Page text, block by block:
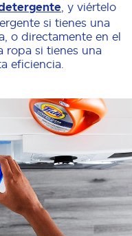
, y viértelo
si tienes una
o directamente en el
ropa si tienes una
eficiencia.